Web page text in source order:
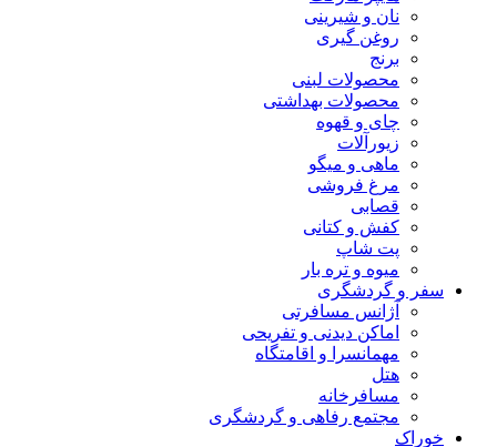
نان و شیرینی
روغن گیری
برنج
محصولات لبنی
محصولات بهداشتی
چای و قهوه
زیورآلات
ماهی و میگو
مرغ فروشی
قصابی
کفش و کتانی
پت شاپ
میوه و تره بار
سفر و گردشگری
آژانس مسافرتی
اماکن دیدنی و تفریحی
مهمانسرا و اقامتگاه
هتل
مسافرخانه
مجتمع رفاهی و گردشگری
خوراک